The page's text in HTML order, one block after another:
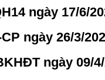
ngày 17/6/
ngày 26/3/
ngày 09/